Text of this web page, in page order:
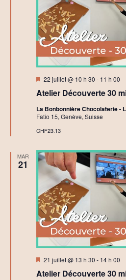
Atelier Découverte 30
Mis
avant
22 juillet @ 10 h 30 - 11 h 00
La Bonbonnière Chocolaterie -
Fatio 15, Genève, Suisse
CHF23.13
MAR
21
Atelier Découverte 30
Mis
avant
21 juillet @ 13 h 30 - 14 h 00